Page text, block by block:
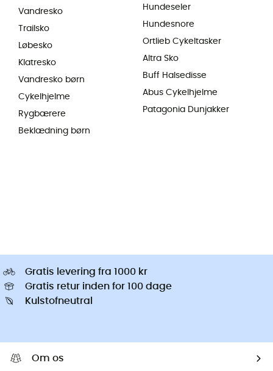
Vandresko
Trailsko
Løbesko
Klatresko
Vandresko børn
Cykelhjelme
Rygbærere
Beklædning børn
Hundeseler
Hundesnore
Ortlieb Cykeltasker
Altra Sko
Buff Halsedisse
Abus Cykelhjelme
Patagonia Dunjakker
Gratis levering fra 1000 kr
Gratis retur inden for 100 dage
Kulstofneutral
Om os